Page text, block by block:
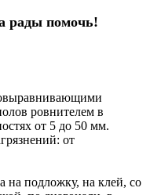
рады помочь!
ровнителем в
от 5 до 50 мм.
от
на подложку, на клей, со